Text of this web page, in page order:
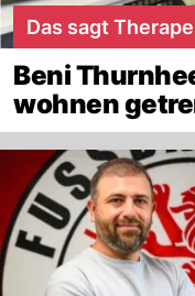
Das sagt
Beni
wohnen